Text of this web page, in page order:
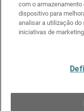
LinkedIn
X
com o
dispositivo para
analisar a utilização
iniciativas de